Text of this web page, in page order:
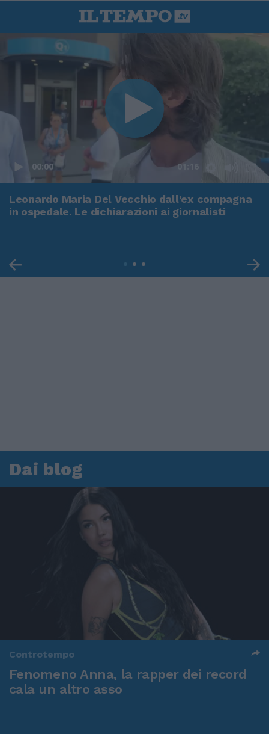
00:00 01:16
Leonardo Maria Del Vecchio dall'ex compagna
in ospedale. Le dichiarazioni ai giornalisti
Dai blog
Controtempo
Fenomeno Anna, la rapper dei record
cala un altro asso